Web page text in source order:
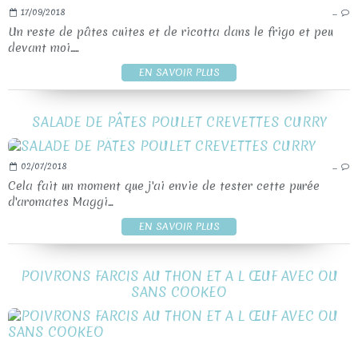
17/09/2018 …
Un reste de pâtes cuites et de ricotta dans le frigo et peu
devant moi.....
EN SAVOIR PLUS
SALADE DE PÂTES POULET CREVETTES CURRY
02/07/2018 …
Cela fait un moment que j'ai envie de tester cette purée
d'aromates Maggi...
EN SAVOIR PLUS
POIVRONS FARCIS AU THON ET A L ŒUF AVEC OU
SANS COOKEO